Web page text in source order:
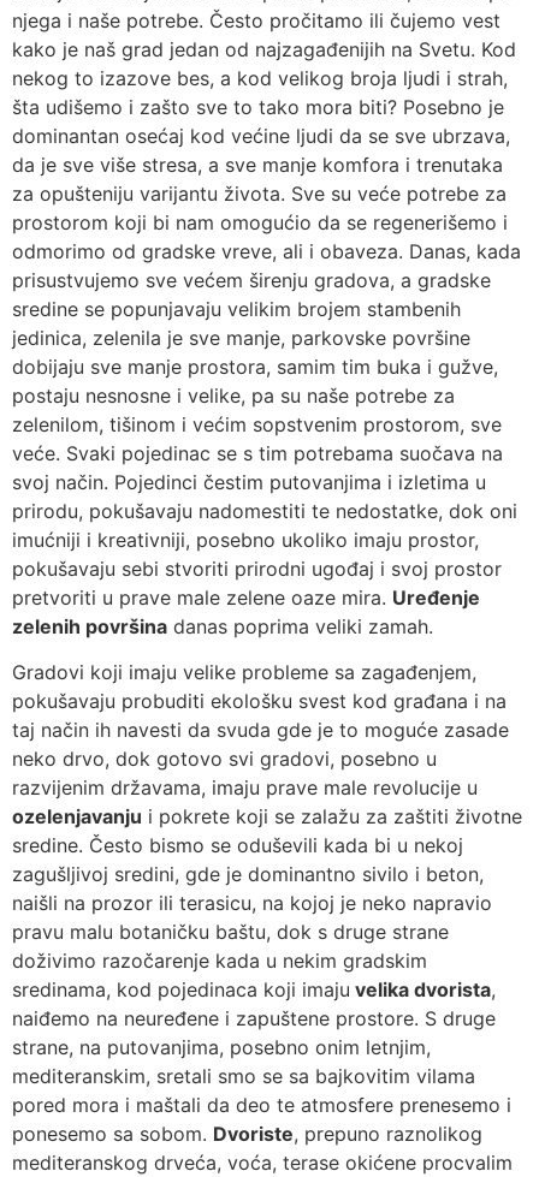
njega i naše potrebe. Često pročitamo ili čujemo vest
kako je naš grad jedan od najzagađenijih na Svetu. Kod
nekog to izazove bes, a kod velikog broja ljudi i strah,
šta udišemo i zašto sve to tako mora biti? Posebno je
dominantan osećaj kod većine ljudi da se sve ubrzava,
da je sve više stresa, a sve manje komfora i trenutaka
za opušteniju varijantu života. Sve su veće potrebe za
prostorom koji bi nam omogućio da se regenerišemo i
odmorimo od gradske vreve, ali i obaveza. Danas, kada
prisustvujemo sve većem širenju gradova, a gradske
sredine se popunjavaju velikim brojem stambenih
jedinica, zelenila je sve manje, parkovske površine
dobijaju sve manje prostora, samim tim buka i gužve,
postaju nesnosne i velike, pa su naše potrebe za
zelenilom, tišinom i većim sopstvenim prostorom, sve
veće. Svaki pojedinac se s tim potrebama suočava na
svoj način. Pojedinci čestim putovanjima i izletima u
prirodu, pokušavaju nadomestiti te nedostatke, dok oni
imućniji i kreativniji, posebno ukoliko imaju prostor,
pokušavaju sebi stvoriti prirodni ugođaj i svoj prostor
pretvoriti u prave male zelene oaze mira. Uređenje
zelenih površina danas poprima veliki zamah.
Gradovi koji imaju velike probleme sa zagađenjem,
pokušavaju probuditi ekološku svest kod građana i na
taj način ih navesti da svuda gde je to moguće zasade
neko drvo, dok gotovo svi gradovi, posebno u
razvijenim državama, imaju prave male revolucije u
ozelenjavanju i pokrete koji se zalažu za zaštiti životne
sredine. Često bismo se oduševili kada bi u nekoj
zagušljivoj sredini, gde je dominantno sivilo i beton,
naišli na prozor ili terasicu, na kojoj je neko napravio
pravu malu botaničku baštu, dok s druge strane
doživimo razočarenje kada u nekim gradskim
sredinama, kod pojedinaca koji imaju velika dvorista,
naiđemo na neuređene i zapuštene prostore. S druge
strane, na putovanjima, posebno onim letnjim,
mediteranskim, sretali smo se sa bajkovitim vilama
pored mora i maštali da deo te atmosfere prenesemo i
ponesemo sa sobom. Dvoriste, prepuno raznolikog
mediteranskog drveća, voća, terase okićene procvalim